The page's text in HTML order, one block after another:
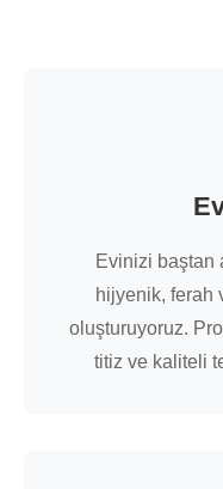
Evinizi baştan
hijyenik, ferah
oluşturuyoruz.
titiz ve kaliteli